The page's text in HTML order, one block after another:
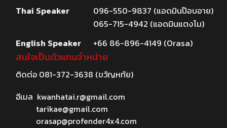
Thai Speaker
096-550-9837 (แอดมินป๊อบอาย)
065-715-4942 (แอดมินแตงโม)
English Speaker
+66 86-896-4149 (Orasa)
สนใจเป็นตัวแทนจำหน่าย
ติดต่อ 081-372-3638 (ขวัญหทัย)
อีเมล kwanhatai.r@gmail.com
tarikae@gmail.com
orasap@profender4x4.com